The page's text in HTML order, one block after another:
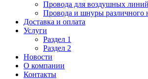
Провода для воздушных линий
Провода и шнуры различного
Доставка и оплата
Услуги
Раздел 1
Раздел 2
Новости
О компании
Контакты